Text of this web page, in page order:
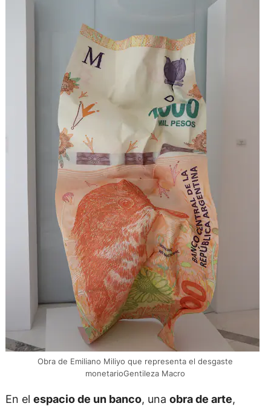
Obra de Emiliano Miliyo que representa el desgaste
monetarioGentileza Macro
En el espacio de un banco, una obra de arte,